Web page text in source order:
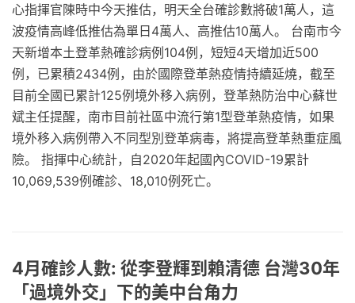
心指揮官陳時中今天推估，明天全台確診數將破1萬人，這
波疫情高峰低推估為單日4萬人、高推估10萬人。 台南市今
天新增本土登革熱確診病例104例，短短4天增加近500
例，已累積2434例，由於國際登革熱疫情持續延燒，截至
目前全國已累計125例境外移入病例，登革熱防治中心蘇世
斌主任提醒，南市目前社區中流行第1型登革熱疫情，如果
境外移入病例帶入不同型別登革病毒，將提高登革熱重症風
險。 指揮中心統計，自2020年起國內COVID-19累計
10,069,539例確診、18,010例死亡。
4月確診人數: 從李登輝到賴清德 台灣30年
「過境外交」下的美中台角力